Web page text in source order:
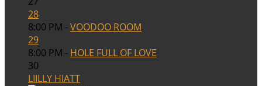
28
8:00 PM -VOODOO ROOM
29
8:00 PM - HOLE FULL OF LOVE
30
LIILLY HIATT